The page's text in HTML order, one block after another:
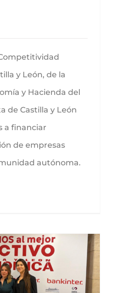
y León, de la
y Hacienda del
de Castilla y León
a financiar
de empresas
autónoma.